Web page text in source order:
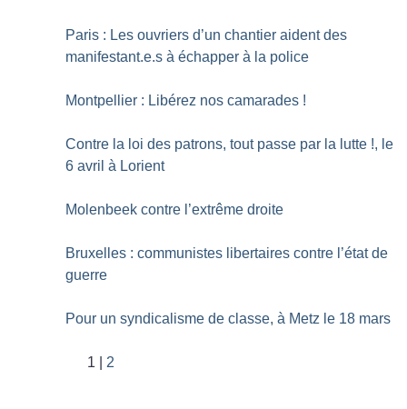
Paris : Les ouvriers d’un chantier aident des
manifestant.e.s à échapper à la police
Montpellier : Libérez nos camarades !
Contre la loi des patrons, tout passe par la lutte !, le
6 avril à Lorient
Molenbeek contre l’extrême droite
Bruxelles : communistes libertaires contre l’état de
guerre
Pour un syndicalisme de classe, à Metz le 18 mars
1 2